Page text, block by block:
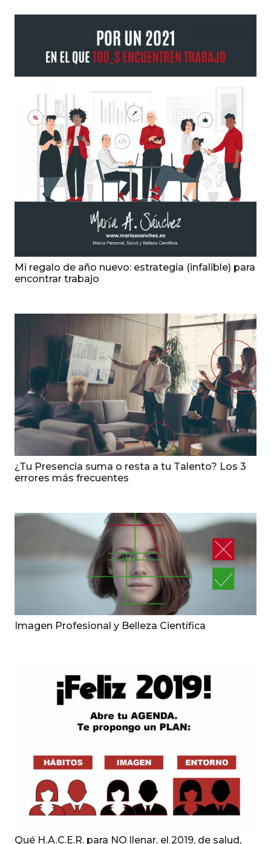
Mi regalo de año nuevo: estrategia (infalible) para
encontrar trabajo
¿Tu Presencia suma o resta a tu Talento? Los 3
errores más frecuentes
Imagen Profesional y Belleza Científica
Qué H.A.C.E.R. para NO llenar, el 2019, de salud,